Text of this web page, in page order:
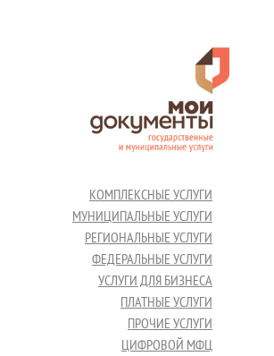
КОМПЛЕКСНЫЕ УСЛУГИ
МУНИЦИПАЛЬНЫЕ УСЛУГИ
РЕГИОНАЛЬНЫЕ УСЛУГИ
ФЕДЕРАЛЬНЫЕ УСЛУГИ
УСЛУГИ ДЛЯ БИЗНЕСА
ПЛАТНЫЕ УСЛУГИ
ПРОЧИЕ УСЛУГИ
ЦИФРОВОЙ МФЦ